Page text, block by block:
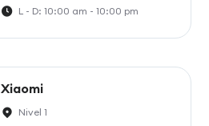
L - D: 10:00 am - 10:00 pm
Xiaomi
Nivel 1